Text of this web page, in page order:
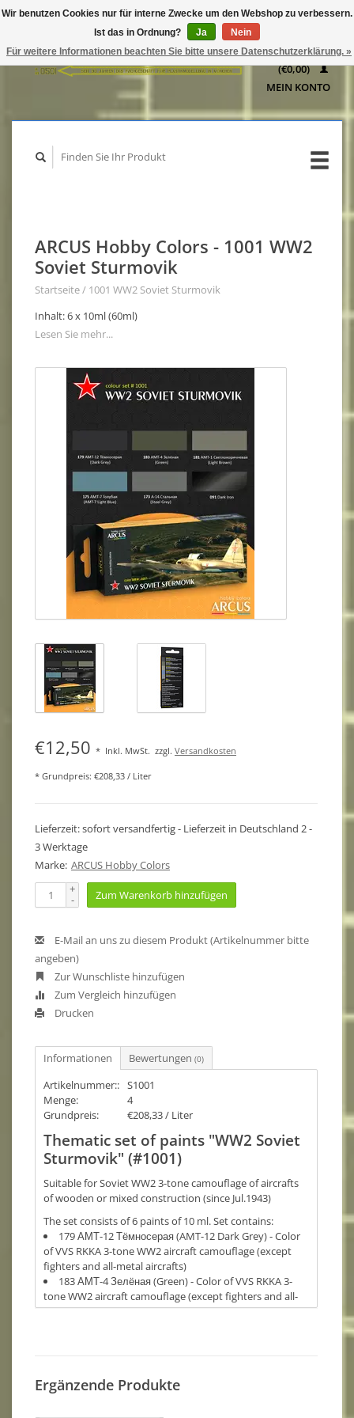
WARENKORB
(€0,00)
MEIN KONTO
ARCUS Hobby Colors - 1001 WW2
Soviet Sturmovik
Startseite/ 1001 WW2 Soviet Sturmovik
Inhalt: 6 x 10ml (60ml)
Lesen Sie mehr...
€12,50 * Inkl. MwSt. zzgl. Versandkosten
* Grundpreis: €208,33 / Liter
Lieferzeit: sofort versandfertig - Lieferzeit in Deutschland 2 -
3 Werktage
Marke: ARCUS Hobby Colors
+
- Zum Warenkorb hinzufügen
E-Mail an uns zu diesem Produkt (Artikelnummer bitte
angeben)
Zur Wunschliste hinzufügen
Zum Vergleich hinzufügen
Drucken
Informationen Bewertungen (0)
Artikelnummer:: S1001
Menge:
4
Grundpreis:
€208,33 / Liter
Thematic set of paints "WW2 Soviet
Sturmovik" (#1001)
Suitable for Soviet WW2 3-tone camouflage of aircrafts
of wooden or mixed construction (since Jul.1943)
The set consists of 6 paints of 10 ml. Set contains:
179АМТ-12 Тёмносерая (AMT-12 Dark Grey) - Color
of VVS RKKA 3-tone WW2 aircraft camouflage (except
fighters and all-metal aircrafts)
183АМТ-4 Зелёная (Green) - Color of VVS RKKA 3-
tone WW2 aircraft camouflage (except fighters and all-
metal aircrafts)
color of under surfaces of VVS RKKA WW2 aircraft of
Ergänzende Produkte
Wir benutzen Cookies nur für interne Zwecke um den Webshop zu verbessern.
Ist das in Ordnung?
Ja
Nein
Für weitere Informationen beachten Sie bitte unsere Datenschutzerklärung. »